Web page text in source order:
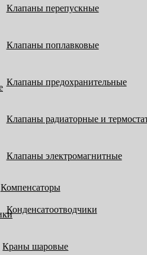
Клапаны перепускные
Клапаны поплавковые
Клапаны предохранительные
Клапаны радиаторные и
Клапаны электромагнитные
Компенсаторы
Конденсатоотводчики
Краны шаровые